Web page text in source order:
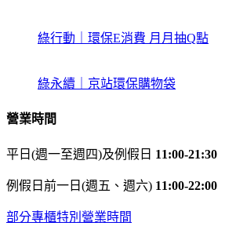
綠行動｜環保E消費 月月抽Q點
綠永續｜京站環保購物袋
營業時間
平日(週一至週四)及例假日 11:00-21:30
例假日前一日(週五、週六) 11:00-22:00
部分專櫃特別營業時間